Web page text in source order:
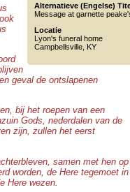
Alternatieve (Engelse)
Message at garnette
Locatie
Lyon's funeral home
Campbellsville KY
geval de ontslapenen
bij het roepen van een
Gods, nederdalen van de
zijn, zullen het eerst
samen met hen op
worden, de Here tegemoet in
Here wezen.